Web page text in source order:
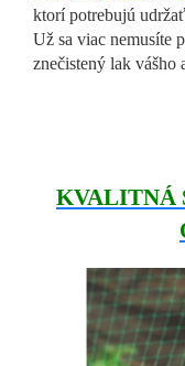
ktorí potrebujú
Už sa viac nemusíte
znečistený lak vášho
KVALITNÁ